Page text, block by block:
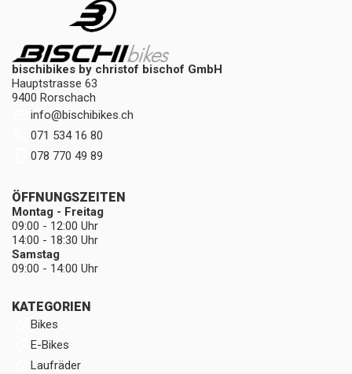
bischibikes by christof bischof GmbH
Hauptstrasse 63
9400 Rorschach
info@bischibikes.ch
071 534 16 80
078 770 49 89
KATEGORIEN
Bikes
E-Bikes
Laufräder
ÖFFNUNGSZEITEN
Montag - Freitag
09:00 - 12:00 Uhr
14:00 - 18:30 Uhr
Samstag
09:00 - 14:00 Uhr